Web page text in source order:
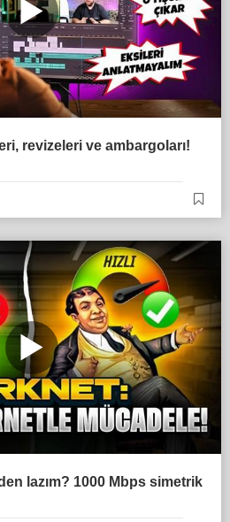
revizeleri ve ambargoları!
lazım? 1000 Mbps simetrik